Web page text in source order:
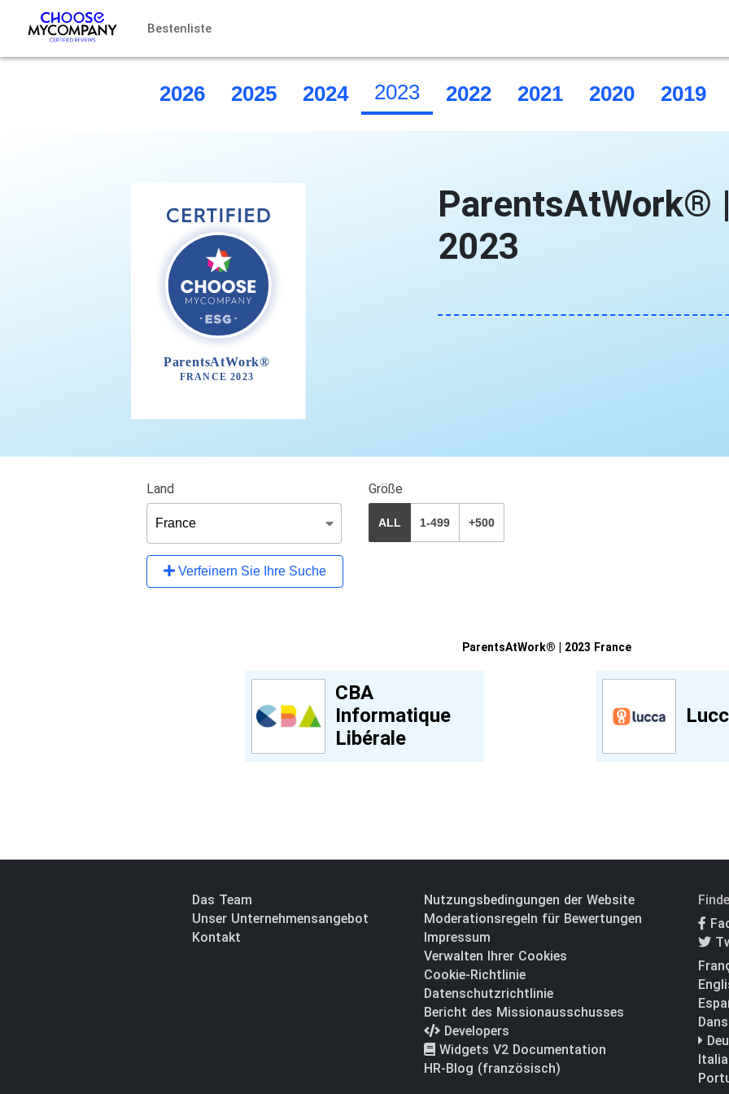
Bestenliste
2026 2025 2024 2023 2022 2021 2020 2019
ParentsAtWork®
2023
Land Größe
ALL 1-499 +500
Verfeinern Sie Ihre Suche
ParentsAtWork® | 2023 France
CBA
Informatique
Libérale
Das Team
Unser Unternehmensangebot
Kontakt
Nutzungsbedingungen der Website
Moderationsregeln für Bewertungen
Impressum
Verwalten Ihrer Cookies
Cookie-Richtlinie
Datenschutzrichtlinie
Bericht des Missionausschusses
Developers
Widgets V2 Documentation
HR-Blog (französisch)